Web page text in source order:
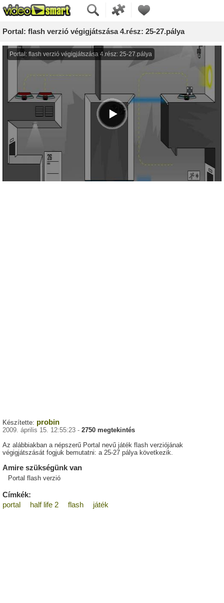
Portal: flash verzió végigjátszása 4.rész: 25-27.pálya
Készítette: probin
2009. április 15. 12:55:23 - 2750 megtekintés
Az alábbiakban a népszerű Portal nevű játék flash verziójának
végigjátszását fogjuk bemutatni: a 25-27 pálya következik.
Amire szükségünk van
Portal flash verzió
Címkék:
portal
half life 2 flash játék